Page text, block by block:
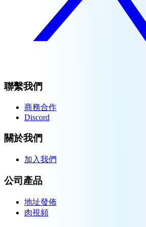
聯繫我們
商務合作
Discord
關於我們
加入我們
公司產品
地址發佈
肉視頻